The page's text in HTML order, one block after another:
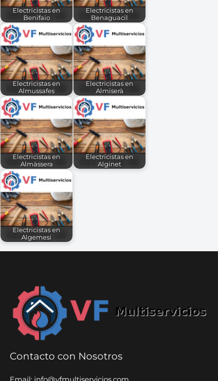
Electricistas en
Benifaio
Electricistas en
Benaguacil
Electricistas en
Almussafes
Electricistas en
Almiserà
Electricistas en
Almàssera
Electricistas en
Alginet
Electricistas en
Algemesi
Contacto con Nosotros